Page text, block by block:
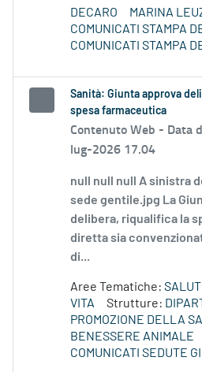
DECARO
MARINA
COMUNICATI STAMPA
COMUNICATI STAMPA
Sanità: Giunta approva
spesa farmaceutica
Contenuto Web - Data
lug-2026 17.04
null null null A sinistra
sede gentile.jpg La
delibera, riqualifica la
diretta sia
di...
Aree Tematiche:
VITA
Strutture:
PROMOZIONE DELLA
BENESSERE ANIMALE
COMUNICATI SEDUTE